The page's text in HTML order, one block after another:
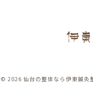
© 2026 仙台の整体なら伊東鍼灸